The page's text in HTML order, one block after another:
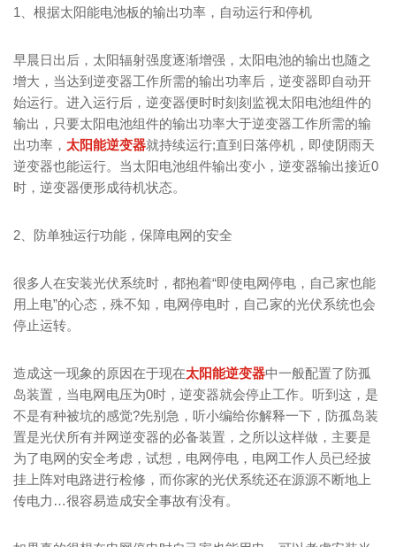
1、根据太阳能电池板的输出功率，自动运行和停机
早晨日出后，太阳辐射强度逐渐增强，太阳电池的输出也随之
增大，当达到逆变器工作所需的输出功率后，逆变器即自动开
始运行。进入运行后，逆变器便时时刻刻监视太阳电池组件的
输出，只要太阳电池组件的输出功率大于逆变器工作所需的输
出功率， 太阳能逆变器就持续运行;直到日落停机，即使阴雨天
逆变器也能运行。当太阳电池组件输出变小，逆变器输出接近0
时，逆变器便形成待机状态。
2、防单独运行功能，保障电网的安全
很多人在安装光伏系统时，都抱着“即使电网停电，自己家也能
用上电”的心态，殊不知，电网停电时，自己家的光伏系统也会
停止运转。
造成这一现象的原因在于现在太阳能逆变器中一般配置了防孤
岛装置，当电网电压为0时，逆变器就会停止工作。听到这，是
不是有种被坑的感觉?先别急，听小编给你解释一下，防孤岛装
置是光伏所有并网逆变器的必备装置，之所以这样做，主要是
为了电网的安全考虑，试想，电网停电，电网工作人员已经披
挂上阵对电路进行检修，而你家的光伏系统还在源源不断地上
传电力…很容易造成安全事故有没有。